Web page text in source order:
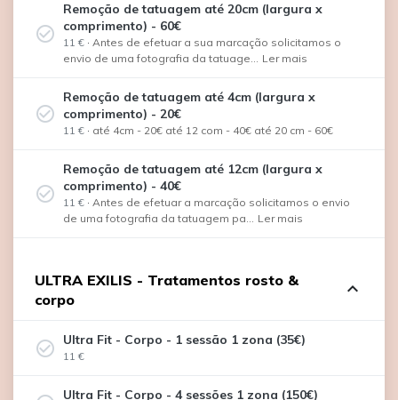
check_circle_outline
Remoção de tatuagem até 20cm (largura x
comprimento) - 60€
11 € · Antes de efetuar a sua marcação solicitamos o
envio de uma fotografia da tatuage... Ler mais
check_circle_outline
Remoção de tatuagem até 4cm (largura x
comprimento) - 20€
11 € · até 4cm - 20€ até 12 com - 40€ até 20 cm - 60€
check_circle_outline
Remoção de tatuagem até 12cm (largura x
comprimento) - 40€
11 € · Antes de efetuar a marcação solicitamos o envio
de uma fotografia da tatuagem pa... Ler mais
ULTRA EXILIS - Tratamentos rosto &
corpo
expand_less
check_circle_outline Ultra Fit - Corpo - 1 sessão 1 zona (35€)
11 €
Ultra Fit - Corpo - 4 sessões 1 zona (150€)